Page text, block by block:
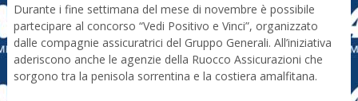
Durante i fine settimana del mese di novembre è possibile
partecipare al concorso “Vedi Positivo e Vinci”, organizzato
dalle compagnie assicuratrici del Gruppo Generali. All’iniziativa
aderiscono anche le agenzie della Ruocco Assicurazioni che
sorgono tra la penisola sorrentina e la costiera amalfitana.